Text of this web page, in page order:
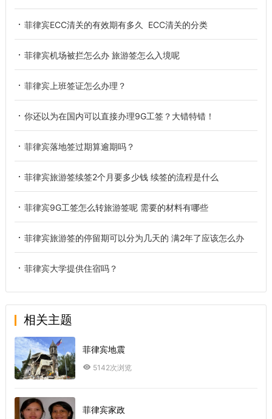
菲律宾ECC清关的有效期有多久 ECC清关的分类
菲律宾机场被拦怎么办 旅游签怎么入境呢
菲律宾上班签证怎么办理？
你还以为在国内可以直接办理9G工签？大错特错！
菲律宾落地签过期算逾期吗？
菲律宾旅游签续签2个月要多少钱 续签的流程是什么
菲律宾9G工签怎么转旅游签呢 需要的材料有哪些
菲律宾旅游签的停留期可以分为几天的 满2年了应该怎么办
菲律宾大学提供住宿吗？
相关主题
菲律宾地震
5142次浏览
菲律宾家政